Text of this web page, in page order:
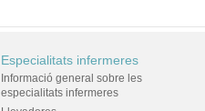
Especialitats infermeres
Informació general sobre les
especialitats infermeres